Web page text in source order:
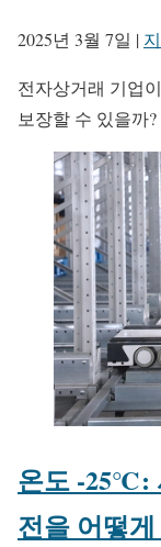
2025년 3월 7일 |
전자상거래 기업
보장할 수 있을까?
온도 -25℃:
전을 어떻